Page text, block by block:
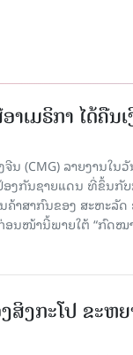
ເມຣິກາ ໄດ້ຄື
ນ (CMG) ລາຍງານໃ
ອງກັນຊາຍແດນ ທີ່ຂຶ້ນກັ
ຄ້າສາກົນຂອງ ສະຫະລັ
ນໜ້ານີ້ພາຍໃຕ້ “ກົດໝ
ສິງກະໂປ ຂະຫ